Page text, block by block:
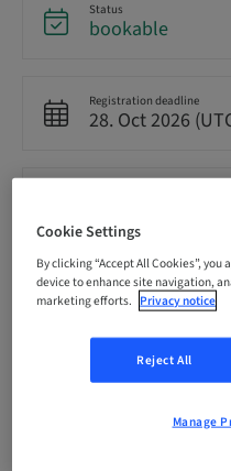
Status
bookable
Registration deadline
28. Oct 2026
Language
German
Cookie Settings
By clicking “Accept All Cookies”,
device to enhance site navigation,
marketing efforts. Privacy notice
Reject All
Manage